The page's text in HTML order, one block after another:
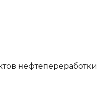
нефтепереработки